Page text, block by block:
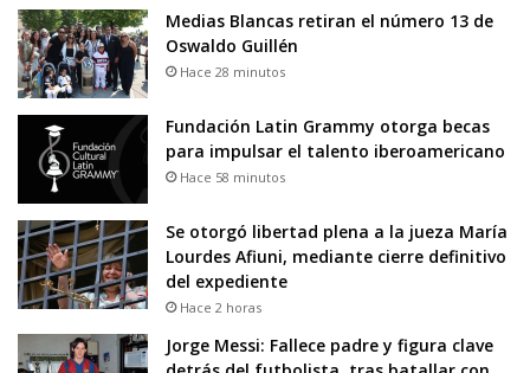
Medias Blancas retiran el número 13 de
Oswaldo Guillén
Hace 28 minutos
Fundación Latin Grammy otorga becas
para impulsar el talento iberoamericano
Hace 58 minutos
Se otorgó libertad plena a la jueza María
Lourdes Afiuni, mediante cierre definitivo
del expediente
Hace 2 horas
Jorge Messi: Fallece padre y figura clave